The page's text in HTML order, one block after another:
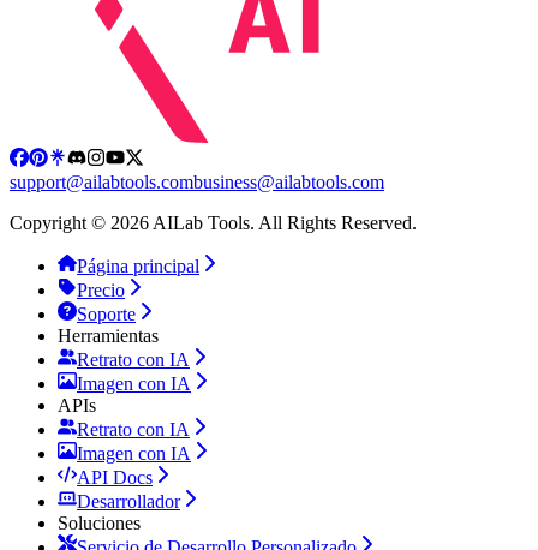
support@ailabtools.combusiness@ailabtools.com
Copyright © 2026 AILab Tools. All Rights Reserved.
Página principal
Precio
Soporte
Herramientas
Retrato con IA
Imagen con IA
APIs
Retrato con IA
Imagen con IA
API Docs
Desarrollador
Soluciones